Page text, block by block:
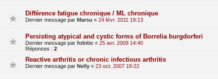
Différence fatigue chronique / ML chronique
Dernier message par Marsu « 24 févr. 2011 19:13
Persisting atypical and cystic forms of Borrelia burgdorferi
Dernier message par fobitic « 25 avr. 2009 14:40
Réponses : 2
Reactive arthritis or chronic infectious arthritis
Dernier message par Nelly « 23 oct. 2007 19:22